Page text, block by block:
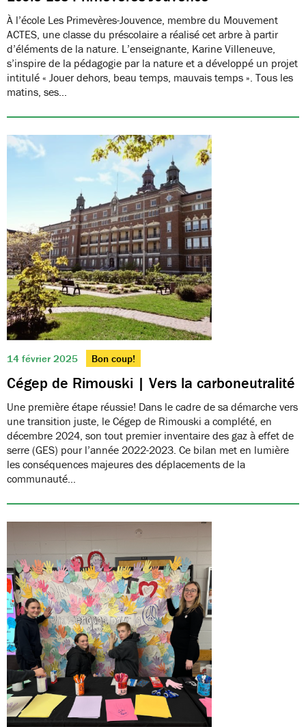
À l’école Les Primevères-Jouvence, membre du Mouvement
ACTES, une classe du préscolaire a réalisé cet arbre à partir
d’éléments de la nature. L’enseignante, Karine Villeneuve,
s’inspire de la pédagogie par la nature et a développé un projet
intitulé « Jouer dehors, beau temps, mauvais temps ». Tous les
matins, ses…
14 février 2025 Bon coup!
Cégep de Rimouski | Vers la carboneutralité
Une première étape réussie! Dans le cadre de sa démarche vers
une transition juste, le Cégep de Rimouski a complété, en
décembre 2024, son tout premier inventaire des gaz à effet de
serre (GES) pour l’année 2022-2023. Ce bilan met en lumière
les conséquences majeures des déplacements de la
communauté…